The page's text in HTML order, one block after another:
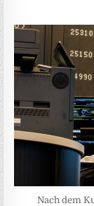
Nach dem